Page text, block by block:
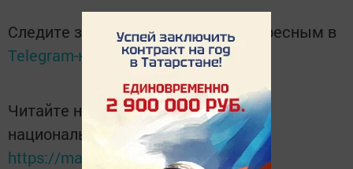
Следите за самым важным и интересным в
Telegram-каналеТатмедиа
Читайте новости Татарстана в
национальном мессенджере MАХ:
https://max.ru/tatmedia